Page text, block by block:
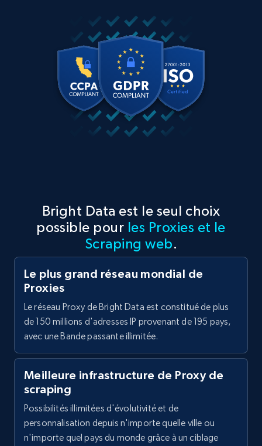
Bright Data est le seul choix
possible pour les Proxies et le
Scraping web.
Le plus grand réseau mondial de
Proxies
Le réseau Proxy de Bright Data est constitué de plus
de 150 millions d'adresses IP provenant de 195 pays,
avec une Bande passante illimitée.
Meilleure infrastructure de Proxy de
scraping
Possibilités illimitées d'évolutivité et de
personnalisation depuis n'importe quelle ville ou
n'importe quel pays du monde grâce à un ciblage